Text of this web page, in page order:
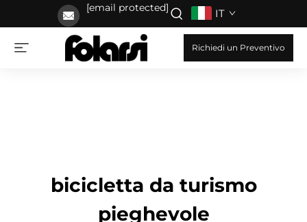
[email protected] IT
Richiedi un Preventivo
bicicletta da turismo
pieghevole